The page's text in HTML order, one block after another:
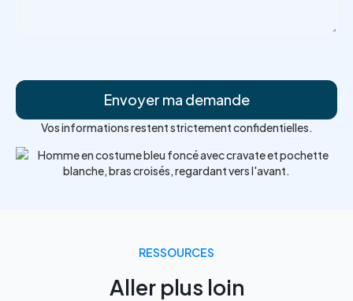
Vos informations restent strictement confidentielles.
RESSOURCES
Aller plus loin